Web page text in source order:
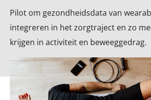
Pilot om gezondheidsdata van
integreren in het zorgtraject en zo
krijgen in activiteit en beweeggedrag.